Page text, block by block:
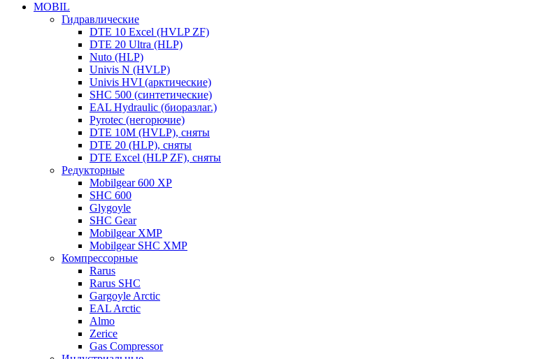
MOBIL
Гидравлические
DTE 10 Excel (HVLP ZF)
DTE 20 Ultra (HLP)
Nuto (HLP)
Univis N (HVLP)
Univis HVI (арктические)
SHC 500 (синтетические)
EAL Hydraulic (биоразлаг.)
Pyrotec (негорючие)
DTE 10M (HVLP), сняты
DTE 20 (HLP), сняты
DTE Excel (HLP ZF), сняты
Редукторные
Mobilgear 600 XP
SHC 600
Glygoyle
SHC Gear
Mobilgear XMP
Mobilgear SHC XMP
Компрессорные
Rarus
Rarus SHC
Gargoyle Arctic
EAL Arctic
Almo
Zerice
Gas Compressor